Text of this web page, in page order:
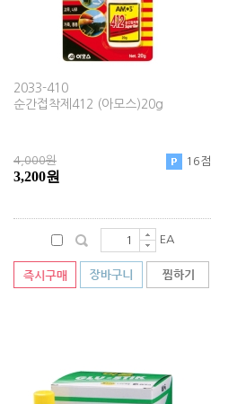
2033-410
순간접착제412 (아모스)20g
4,000원
3,200원
16점
EA